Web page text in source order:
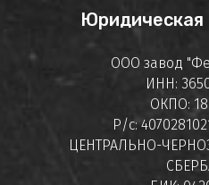
ООО завод
ИНН:
ОКПО:
Р/с:
ЦЕНТРАЛЬНО-